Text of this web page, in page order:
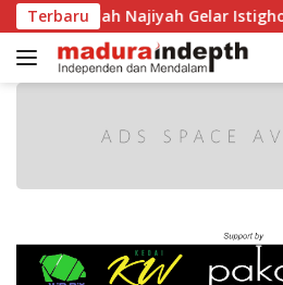
Langsung
ke
konten
TerbaruNajiyah Gelar Istighotsah